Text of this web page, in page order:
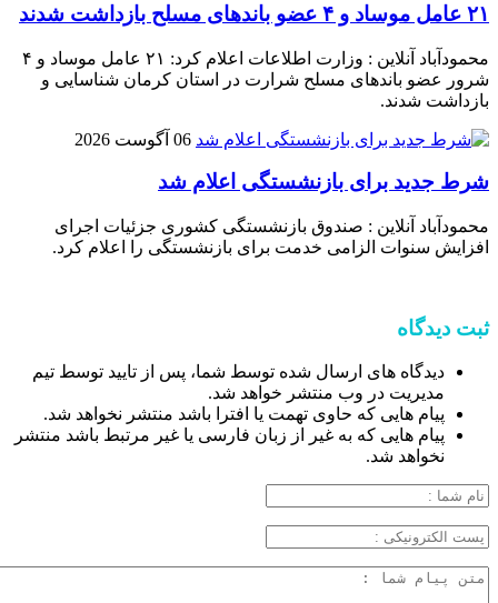
۲۱ عامل موساد و ۴ عضو باند‌های مسلح بازداشت شدند
محمودآباد آنلاین : وزارت اطلاعات اعلام کرد: ۲۱ عامل موساد و ۴
شرور عضو باند‌های مسلح شرارت در استان کرمان شناسایی و
بازداشت شدند.
06 آگوست 2026
شرط جدید برای بازنشستگی اعلام شد
محمودآباد آنلاین : صندوق بازنشستگی کشوری جزئیات اجرای
افزایش سنوات الزامی خدمت برای بازنشستگی را اعلام کرد.
ثبت دیدگاه
دیدگاه های ارسال شده توسط شما، پس از تایید توسط تیم
مدیریت در وب منتشر خواهد شد.
پیام هایی که حاوی تهمت یا افترا باشد منتشر نخواهد شد.
پیام هایی که به غیر از زبان فارسی یا غیر مرتبط باشد منتشر
نخواهد شد.